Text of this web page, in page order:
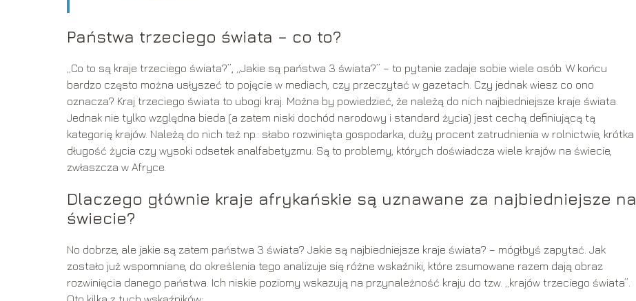
Państwa trzeciego świata – co to?
„Co to są kraje trzeciego świata?”, „Jakie są państwa 3 świata?” – to pytanie zadaje sobie wiele osób. W końcu
bardzo często można usłyszeć to pojęcie w mediach, czy przeczytać w gazetach. Czy jednak wiesz co ono
oznacza? Kraj trzeciego świata to ubogi kraj. Można by powiedzieć, że należą do nich najbiedniejsze kraje świata.
Jednak nie tylko względna bieda (a zatem niski dochód narodowy i standard życia) jest cechą definiującą tą
kategorię krajów. Należą do nich też np.: słabo rozwinięta gospodarka, duży procent zatrudnienia w rolnictwie, krótka
długość życia czy wysoki odsetek analfabetyzmu. Są to problemy, których doświadcza wiele krajów na świecie,
zwłaszcza w Afryce.
Dlaczego głównie kraje afrykańskie są uznawane za najbiedniejsze na
świecie?
No dobrze, ale jakie są zatem państwa 3 świata? Jakie są najbiedniejsze kraje świata? – mógłbyś zapytać. Jak
zostało już wspomniane, do określenia tego analizuje się różne wskaźniki, które zsumowane razem dają obraz
rozwinięcia danego państwa. Ich niskie poziomy wskazują na przynależność kraju do tzw. „krajów trzeciego świata”.